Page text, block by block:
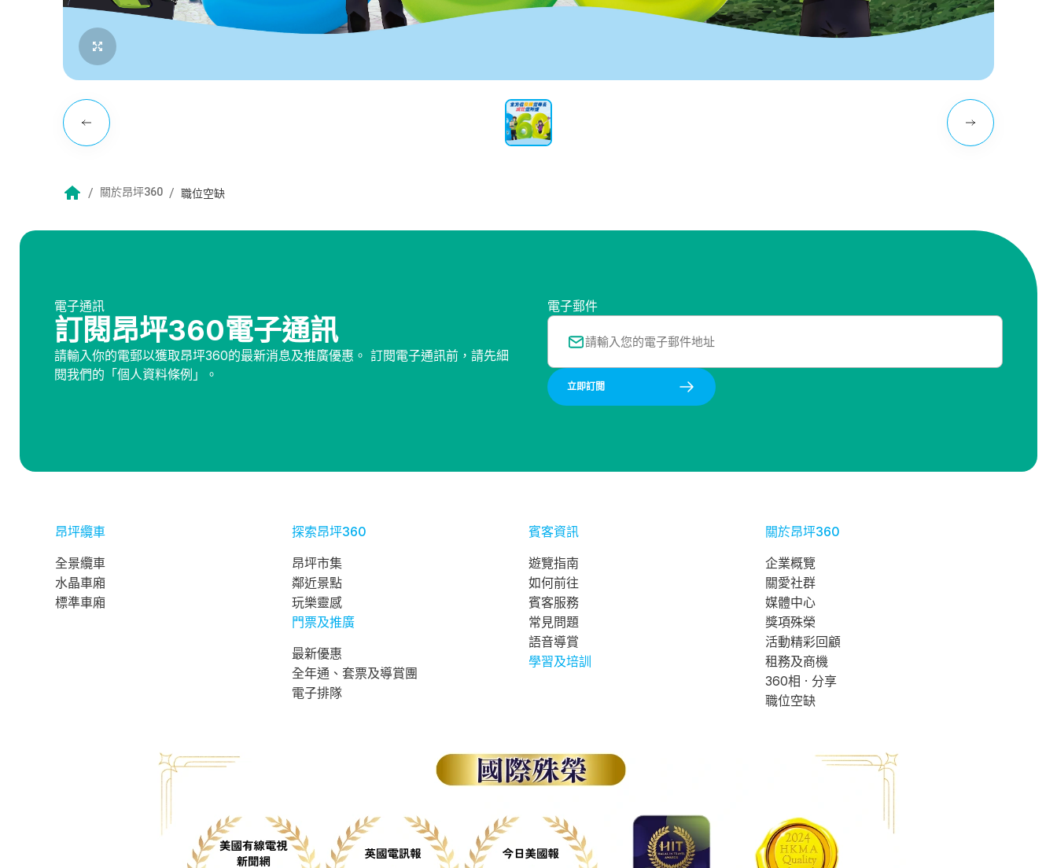
/ 關於昂坪360 / 職位空缺
電子通訊
訂閱昂坪360電子通訊
請輸入你的電郵以獲取昂坪360的最新消息及推廣優惠。 訂閱電子通訊前，請先細
閱我們的「個人資料條例」。
電子郵件
立即訂閲
昂坪纜車
全景纜車
水晶車廂
標準車廂
探索昂坪360
昂坪市集
鄰近景點
玩樂靈感
門票及推廣
最新優惠
全年通、套票及導賞團
電子排隊
賓客資訊
遊覽指南
如何前往
賓客服務
常見問題
語音導賞
學習及培訓
關於昂坪360
企業概覽
關愛社群
媒體中心
獎項殊榮
活動精彩回顧
租務及商機
360相 · 分享
職位空缺